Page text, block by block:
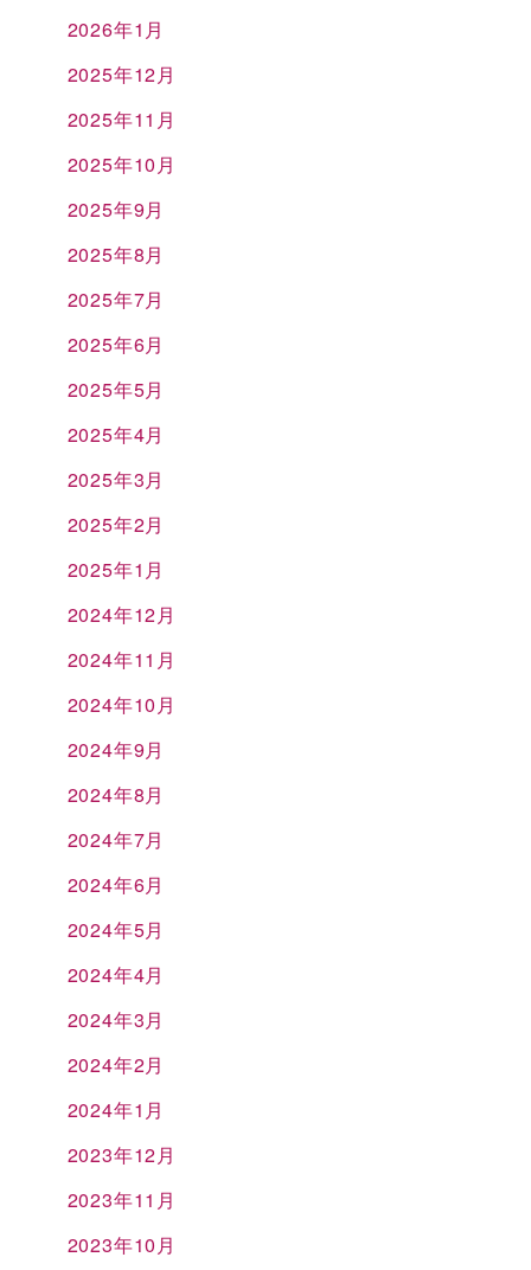
2026年1月
2025年12月
2025年11月
2025年10月
2025年9月
2025年8月
2025年7月
2025年6月
2025年5月
2025年4月
2025年3月
2025年2月
2025年1月
2024年12月
2024年11月
2024年10月
2024年9月
2024年8月
2024年7月
2024年6月
2024年5月
2024年4月
2024年3月
2024年2月
2024年1月
2023年12月
2023年11月
2023年10月